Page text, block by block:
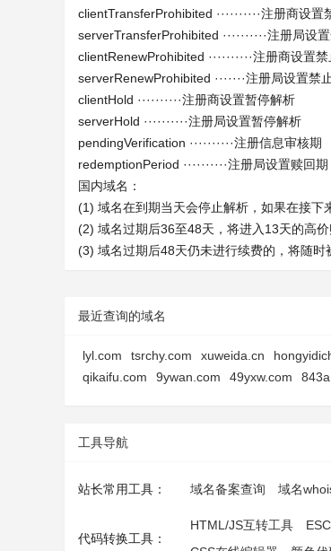
clientTransferProhibited ··········注册商设置
serverTransferProhibited ··········注册局设
clientRenewProhibited ··········注册商设置
serverRenewProhibited ·······注册局设置禁
clientHold ··········注册商设置暂停解析
serverHold ··········注册局设置暂停解析
pendingVerification ··········注册信息审核期
redemptionPeriod ··········注册局设置赎回期
国内域名：
(1) 域名在到期当天会停止解析，如果在接下
(2) 域名过期后36至48天，将进入13天的高
(3) 域名过期后48天仍未进行续费的，将随时
最近查询的域名
lyl.com tsrchy.com xuweida.cn
qikaifu.com
9ywan.com 49yxw.com
工具导航
站长常用工具： 域名备案查询 域名
代码转换工具：
HTML/JS互转工具